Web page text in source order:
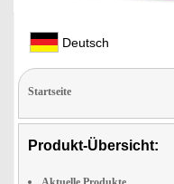
Deutsch
Startseite
Produkt-Übersicht: